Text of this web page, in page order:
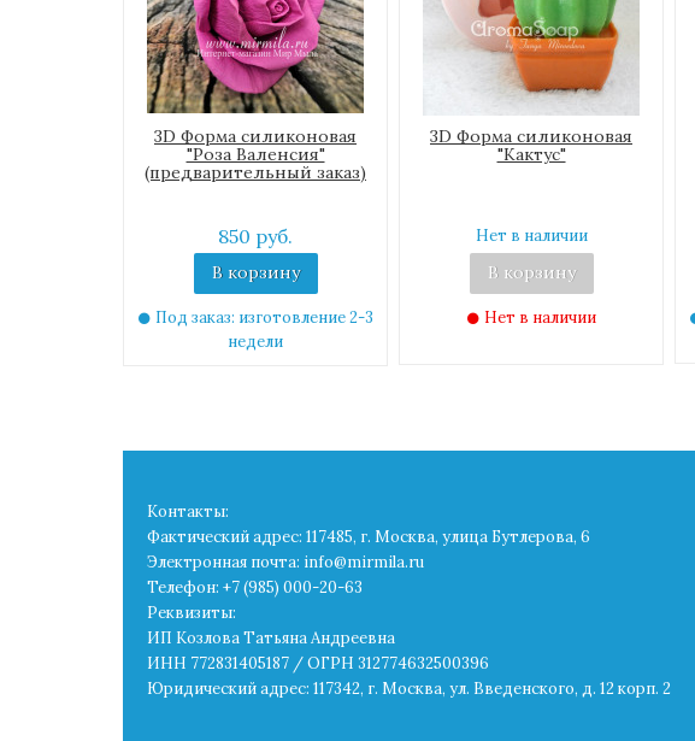
3D Форма силиконовая
"Роза Валенсия"
(предварительный заказ)
850 руб.
В корзину
Под заказ: изготовление 2-3
недели
3D Форма силиконовая
"Кактус"
Нет в наличии
В корзину
Нет в наличии
Контакты:
Фактический адрес: 117485, г. Москва, улица Бутлерова, 6
Электронная почта: info@mirmila.ru
Телефон: +7 (985) 000-20-63
Реквизиты:
ИП Козлова Татьяна Андреевна
ИНН 772831405187 / ОГРН 312774632500396
Юридический адрес: 117342, г. Москва, ул. Введенского, д. 12 корп. 2